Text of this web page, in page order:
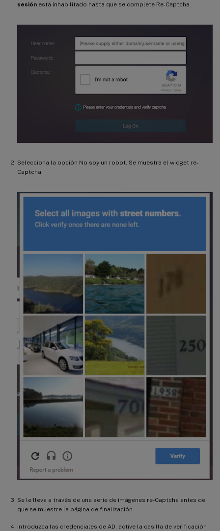
sesión está inhabilitado hasta que se complete Re-Captcha.
Selecciona la opción No soy un robot. Se muestra el widget re-
Captcha.
Se le lleva a través de una serie de imágenes re-Captcha antes de
que se muestre la página de finalización.
Introduzca las credenciales de AD, active la casilla de verificación